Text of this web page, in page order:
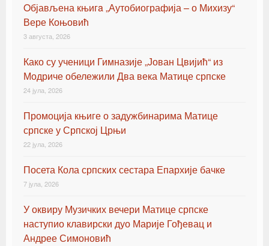
Oбјављена књигa „Аутобиографија – о Михизу“
Вере Коњовић
3 августа, 2026
Како су ученици Гимназије „Јован Цвијић“ из
Модриче обележили Два века Матице српске
24 јула, 2026
Промоција књиге о задужбинарима Матице
српске у Српској Црњи
22 јула, 2026
Посета Кола српских сестара Епархије бачке
7 јула, 2026
У оквиру Музичких вечери Матице српске
наступио клавирски дуо Марије Гођевац и
Андрее Симоновић